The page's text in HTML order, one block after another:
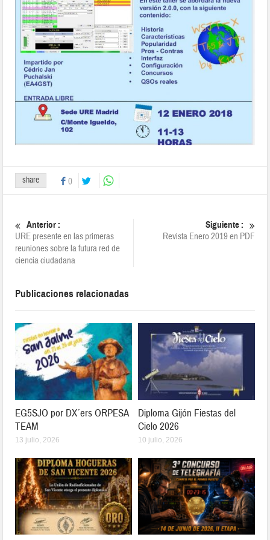
share 0
Anterior :
URE presente en las primeras
reuniones sobre la futura red de
ciencia ciudadana
Siguiente :
Revista Enero 2019 en PDF
Publicaciones relacionadas
EG5SJO por DX´ers ORPESA
TEAM
13 julio, 2026
Diploma Gijón Fiestas del
Cielo 2026
10 julio, 2026